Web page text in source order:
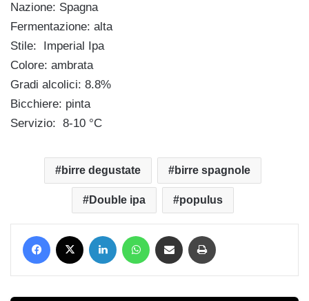
Nazione: Spagna
Fermentazione: alta
Stile: Imperial Ipa
Colore: ambrata
Gradi alcolici: 8.8%
Bicchiere: pinta
Servizio: 8-10 °C
birre degustate birre spagnole
Double ipa populus
Facebook LinkedIn WhatsApp Condividi via mail